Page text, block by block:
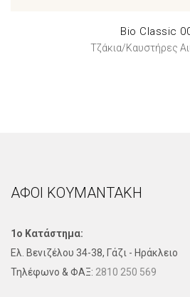
Bio Classic
Τζάκια/Καυστήρες
ΑΦΟΙ ΚΟΥΜΑΝΤΑΚΗ
1ο Κατάστημα:
Ελ. Βενιζέλου 34-38, Γάζι - Ηράκλειο
Τηλέφωνo & ΦΑΞ: 2810 250 569